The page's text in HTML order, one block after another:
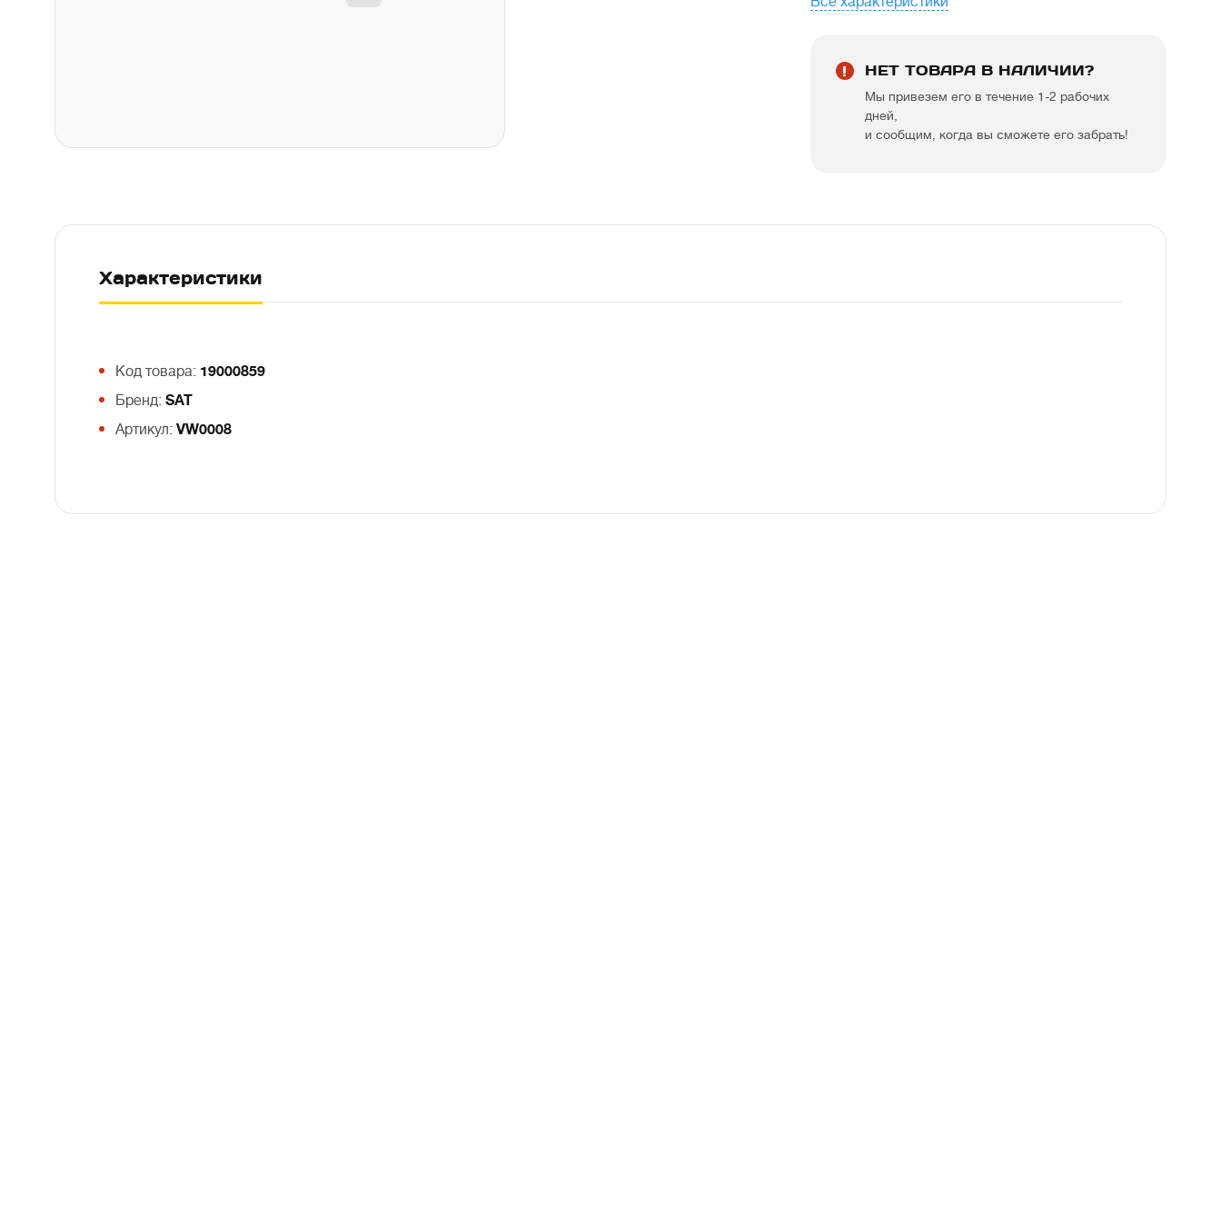
НЕТ ТОВАРА В НАЛИЧИИ?
Мы привезем его в течение 1-2 рабочих
дней,
и сообщим, когда вы сможете его забрать!
Характеристики
Код товара: 19000859
Бренд: SAT
Артикул: VW0008